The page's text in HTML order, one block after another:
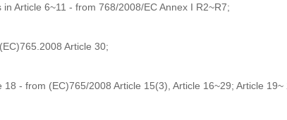
Article 6~11 - from 768/2008/EC Annex I R2~R7;
Article 30;
- from (EC)765/2008 Article 15(3), Article 16~29; Article 19~